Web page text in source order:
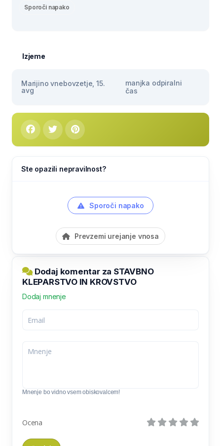
Sporoči napako
Izjeme
Marijino vnebovzetje, 15.
avg
manjka odpiralni
čas
Ste opazili nepravilnost?
Sporoči napako
Prevzemi urejanje vnosa
Dodaj komentar za STAVBNO
KLEPARSTVO IN KROVSTVO
Dodaj mnenje
Mnenje bo vidno vsem obiskovalcem!
Ocena